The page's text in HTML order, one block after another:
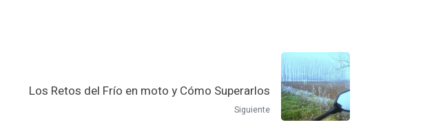
Los Retos del Frío en moto y Cómo Superarlos
Siguiente